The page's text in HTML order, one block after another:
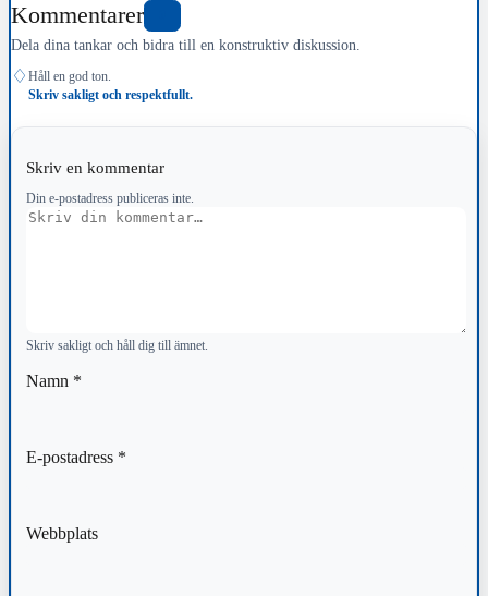
Kommentarer
Dela dina tankar och bidra till en konstruktiv diskussion.
♢ Håll en god ton.
Skriv sakligt och respektfullt.
Skriv en kommentar
Din e-postadress publiceras inte.
Kommentar
Skriv sakligt och håll dig till ämnet.
Namn *
E-postadress *
Webbplats